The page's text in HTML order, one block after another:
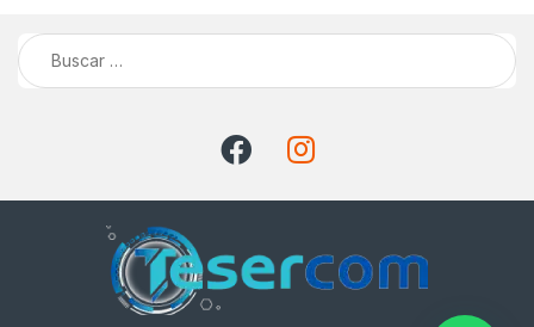
Buscar: